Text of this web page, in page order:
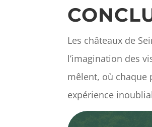
Les châteaux de
l’imagination des
mêlent, où chaque
expérience